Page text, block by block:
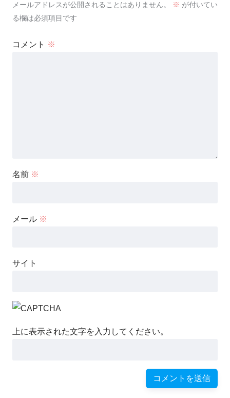
メールアドレスが公開されることはありません。 ※ が付いてい
る欄は必須項目です
コメント ※
名前 ※
メール ※
サイト
上に表示された文字を入力してください。